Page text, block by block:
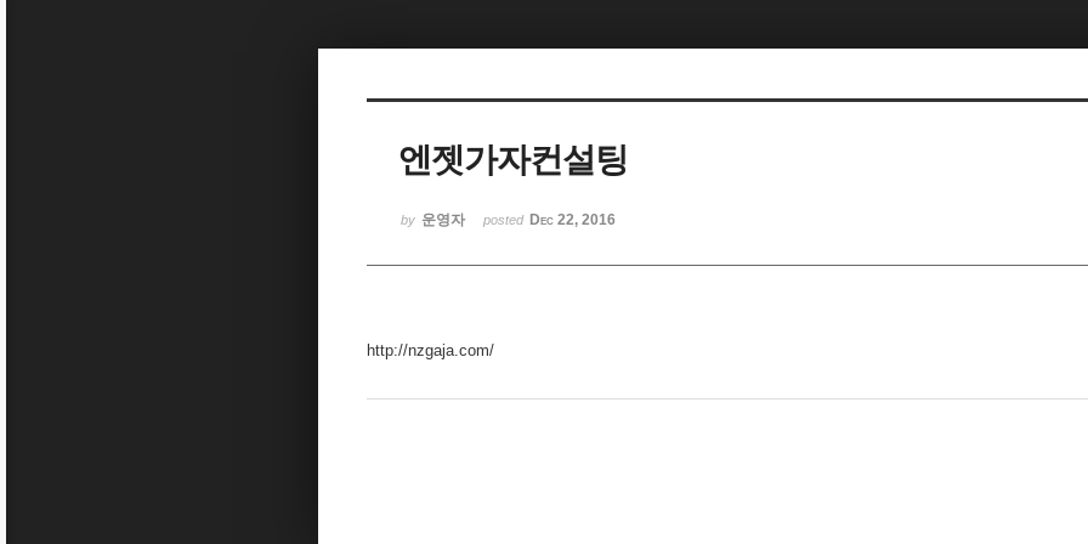
엔젯가자컨설팅
by 운영자 posted Dec 22, 2016
http://nzgaja.com/
Sketchbook5, 스케치북5
Sketchbook5, 스케치북5